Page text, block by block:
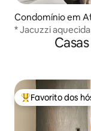
Condomínio em
* Jacuzzi
Acrópole *
Favoritos dos
Favorito dos